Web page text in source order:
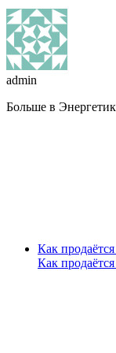
admin
Больше в
Как
Как